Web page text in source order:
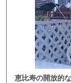
恵比寿の開放的